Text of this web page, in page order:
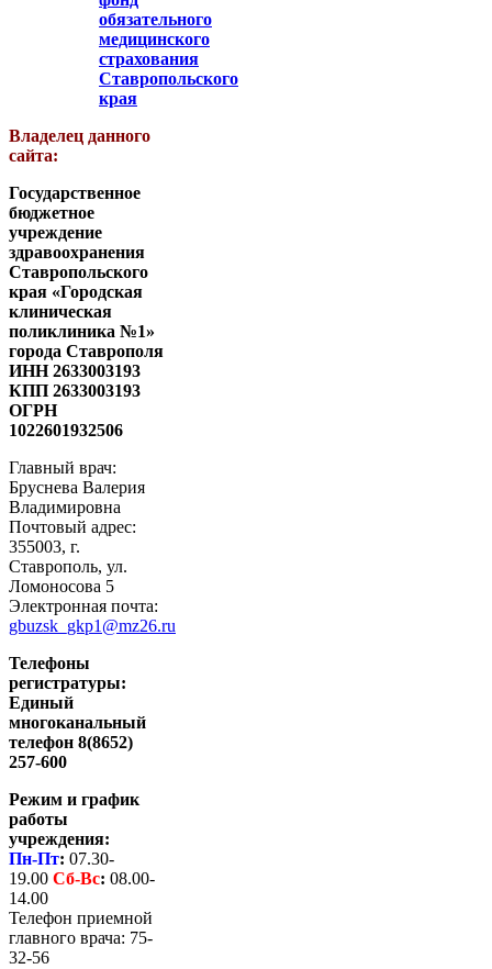
обязательного
медицинского
страхования
Ставропольского
края
Владелец данного
сайта:
Государственное
бюджетное
учреждение
здравоохранения
Ставропольского
края «Городская
клиническая
поликлиника №1»
города Ставрополя
ИНН 2633003193
КПП 2633003193
ОГРН
1022601932506
Главный врач:
Бруснева Валерия
Владимировна
Почтовый адрес:
355003, г.
Ставрополь, ул.
Ломоносова 5
Электронная почта:
gbuzsk_gkp1@mz26.ru
Телефоны
регистратуры:
Единый
многоканальный
телефон 8(8652)
257-600
Режим и график
работы
учреждения:
Пн-Пт: 07.30-
19.00 Сб-Вс: 08.00-
14.00
Телефон приемной
главного врача: 75-
32-56